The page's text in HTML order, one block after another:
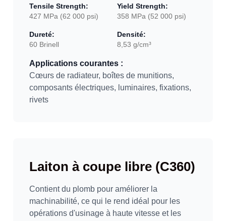
Tensile Strength:
427 MPa (62 000 psi)
Yield Strength:
358 MPa (52 000 psi)
Dureté:
60 Brinell
Densité:
8,53 g/cm³
Applications courantes :
Cœurs de radiateur, boîtes de munitions,
composants électriques, luminaires, fixations,
rivets
Laiton à coupe libre (C360)
Contient du plomb pour améliorer la
machinabilité, ce qui le rend idéal pour les
opérations d'usinage à haute vitesse et les